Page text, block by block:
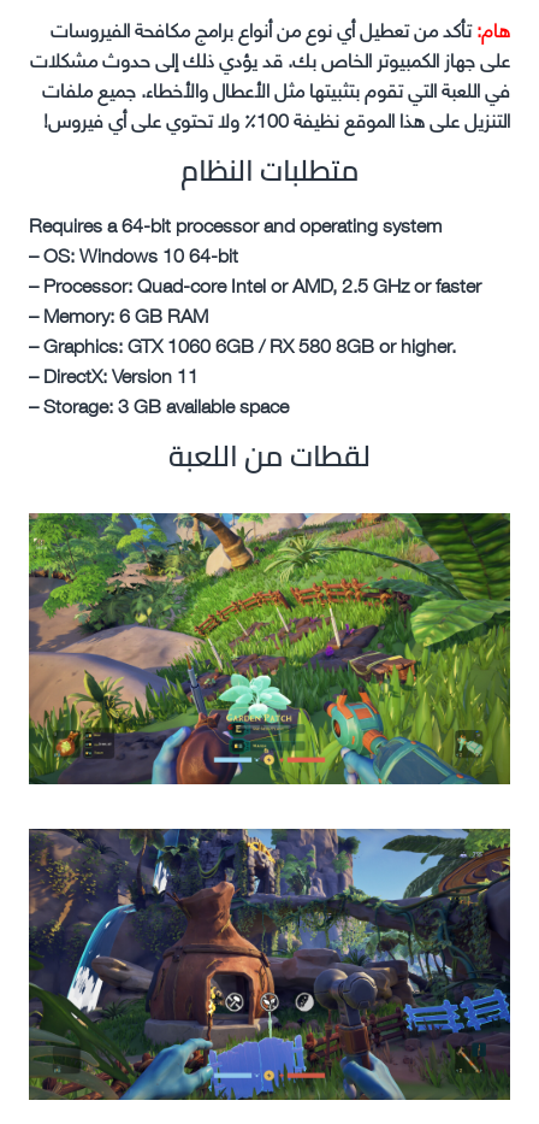
هام:تأكد من تعطيل أي نوع من أنواع برامج مكافحة الفيروسات
على جهاز الكمبيوتر الخاص بك. قد يؤدي ذلك إلى حدوث مشكلات
في اللعبة التي تقوم بتثبيتها مثل الأعطال والأخطاء. جميع ملفات
التنزيل على هذا الموقع نظيفة 100٪ ولا تحتوي على أي فيروس!
متطلبات النظام
Requires a 64-bit processor and operating system
– OS: Windows 10 64-bit
– Processor: Quad-core Intel or AMD, 2.5 GHz or faster
– Memory: 6 GB RAM
– Graphics: GTX 1060 6GB / RX 580 8GB or higher.
– DirectX: Version 11
– Storage: 3 GB available space
لقطات من اللعبة